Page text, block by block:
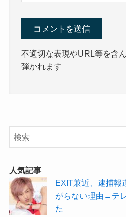
不適切な表現やURL等を含
弾かれます
人気記事
EXIT兼近、逮捕報
がらない理由→テ
た